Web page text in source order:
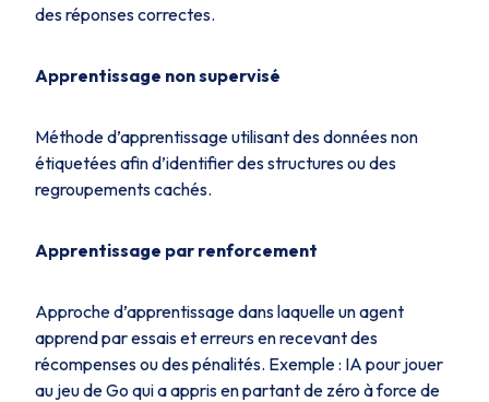
des réponses correctes.
Apprentissage non supervisé
Méthode d’apprentissage utilisant des données non
étiquetées afin d’identifier des structures ou des
regroupements cachés.
Apprentissage par renforcement
Approche d’apprentissage dans laquelle un agent
apprend par essais et erreurs en recevant des
récompenses ou des pénalités. Exemple : IA pour jouer
au jeu de Go qui a appris en partant de zéro à force de